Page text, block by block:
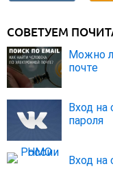
СОВЕТУЕМ
Можно
почте
Вход на
пароля
Вход на